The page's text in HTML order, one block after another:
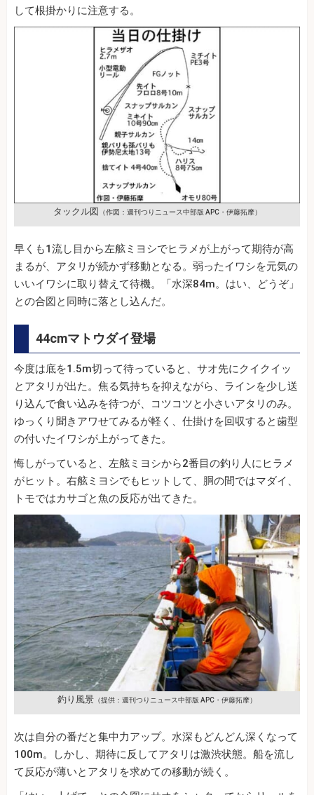
して根掛かりに注意する。
タックル図 （作図：週刊つりニュース中部版 APC・伊藤拓摩）
早くも1流し目から左舷ミヨシでヒラメが上がって期待が高
まるが、アタリが続かず移動となる。弱ったイワシを元気の
いいイワシに取り替えて待機。「水深84m。はい、どうぞ」
との合図と同時に落とし込んだ。
44cmマトウダイ登場
今度は底を1.5m切って待っていると、サオ先にクイクイッ
とアタリが出た。焦る気持ちを抑えながら、ラインを少し送
り込んで食い込みを待つが、コツコツと小さいアタリのみ。
ゆっくり聞きアワせてみるが軽く、仕掛けを回収すると歯型
の付いたイワシが上がってきた。
悔しがっていると、左舷ミヨシから2番目の釣り人にヒラメ
がヒット。右舷ミヨシでもヒットして、胴の間ではマダイ、
トモではカサゴと魚の反応が出てきた。
釣り風景 （提供：週刊つりニュース中部版 APC・伊藤拓摩）
次は自分の番だと集中力アップ。水深もどんどん深くなって
100m。しかし、期待に反してアタリは激渋状態。船を流し
て反応が薄いとアタリを求めての移動が続く。